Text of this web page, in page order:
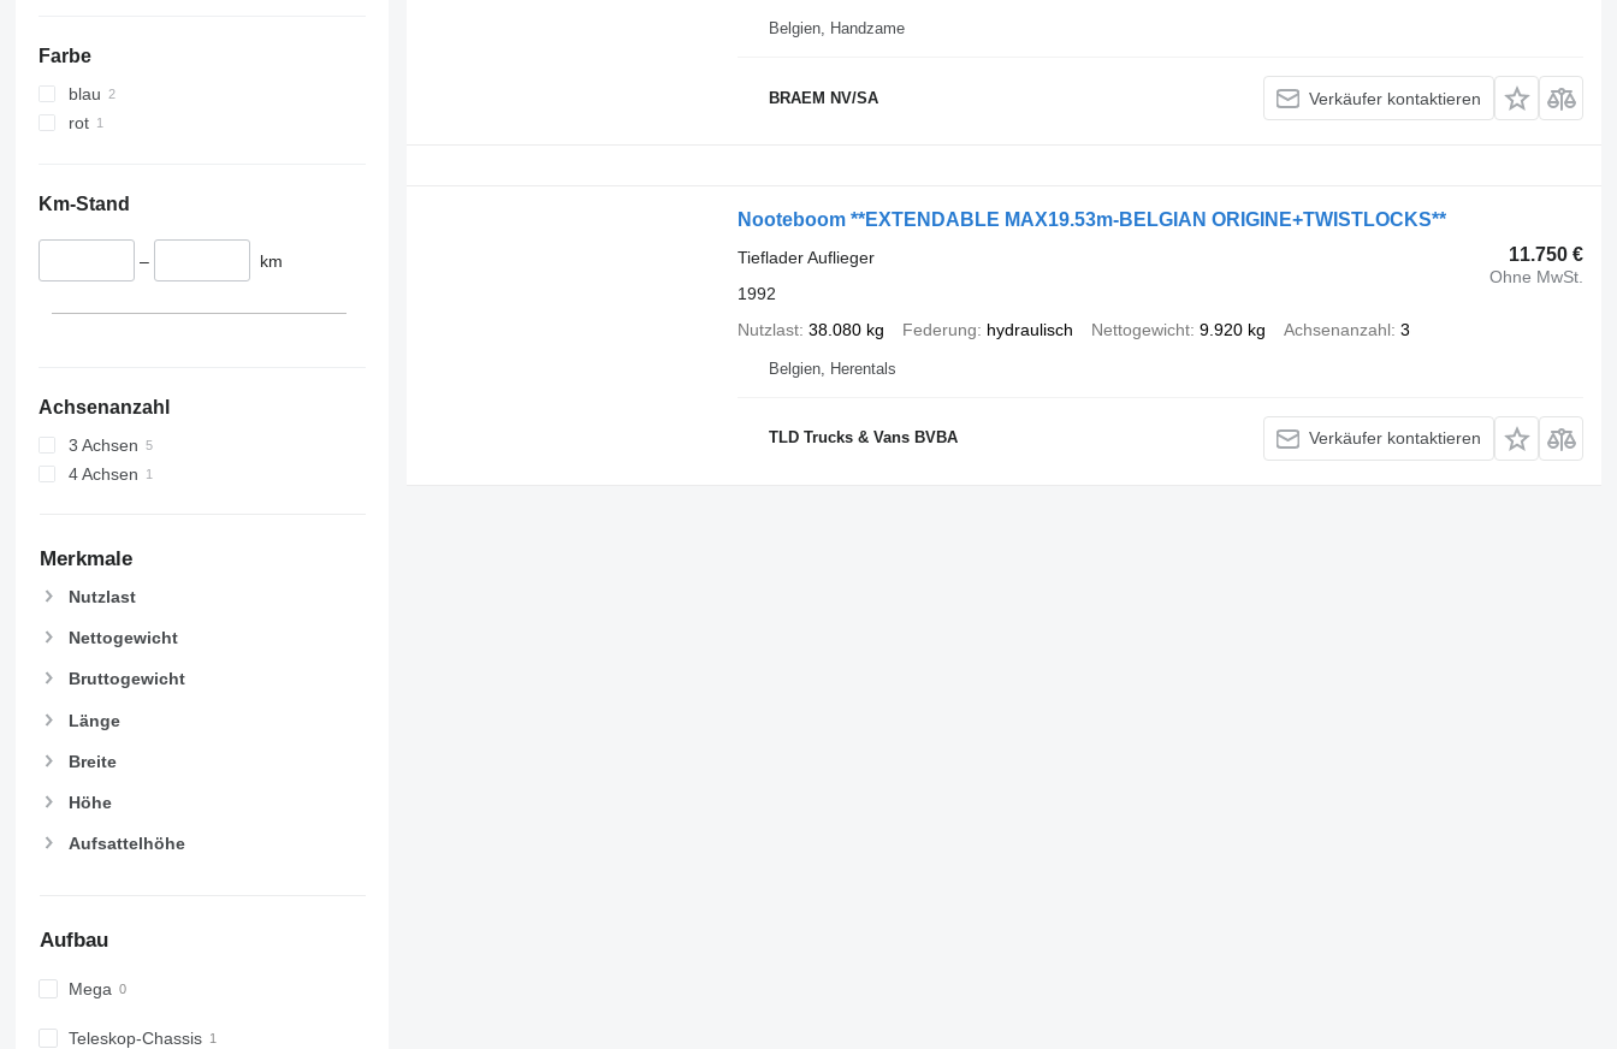
Farbe
blau
rot
Km-Stand
– km
Achsenanzahl
3 Achsen
4 Achsen
Merkmale
Nutzlast
Nettogewicht
Bruttogewicht
Länge
Breite
Höhe
Aufsattelhöhe
Aufbau
Mega
Teleskop-Chassis
Belgien, Handzame
BRAEM NV/SA Verkäufer kontaktieren
Nooteboom **EXTENDABLE MAX19.53m-BELGIAN ORIGINE+TWISTLOCKS**
11.750 €
Ohne MwSt.
Tieflader Auflieger
1992
Nutzlast 38.080 kg Federung hydraulisch Nettogewicht 9.920 kg Achsenanzahl 3
Belgien, Herentals
TLD Trucks & Vans BVBA Verkäufer kontaktieren